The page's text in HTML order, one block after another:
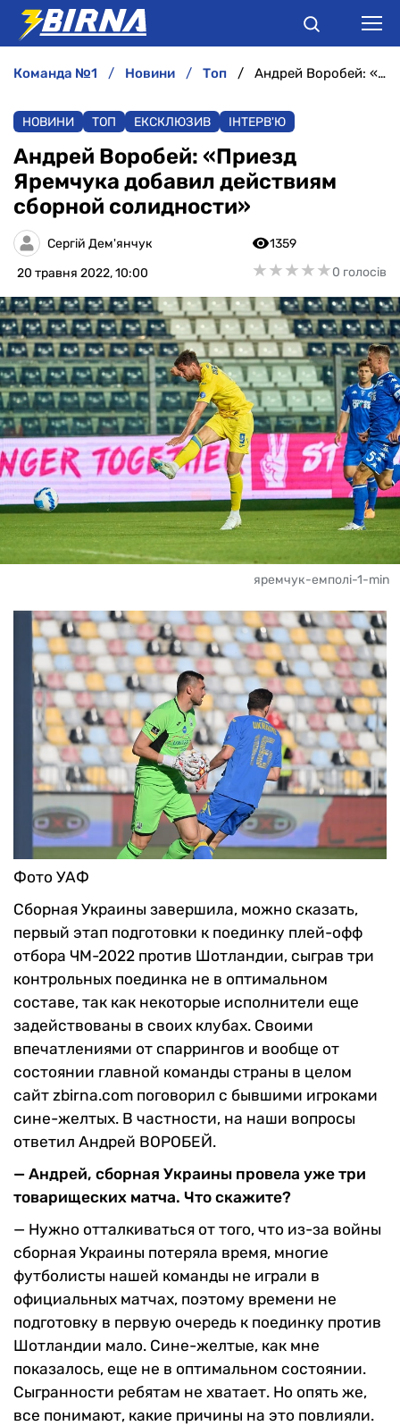
АНАЛІТИКА
ІНТЕРВ'Ю
РІЗНЕ
БУКМЕКЕРИ
команда №1 новини топ Андрей Воробей: «Приезд Яремчука добавил действиям сборной солидности»
НОВИНИ ТОП ЕКСКЛЮЗИВ ІНТЕРВ'Ю
Андрей Воробей: «Приезд
Яремчука добавил действиям
сборной солидности»
Сергій Дем'янчук
20 травня 2022, 10:00
1359
★★★★★
★★★★★0 голосів
яремчук-емполі-1-min
Фото УАФ
Сборная Украины завершила, можно сказать,
первый этап подготовки к поединку плей-офф
отбора ЧМ-2022 против Шотландии, сыграв три
контрольных поединка не в оптимальном
составе, так как некоторые исполнители еще
задействованы в своих клубах. Своими
впечатлениями от спаррингов и вообще от
состоянии главной команды страны в целом
сайт zbirna.com поговорил с бывшими игроками
сине-желтых. В частности, на наши вопросы
ответил Андрей ВОРОБЕЙ.
— Андрей, сборная Украины провела уже три
товарищеских матча. Что скажите?
— Нужно отталкиваться от того, что из-за войны
сборная Украины потеряла время, многие
футболисты нашей команды не играли в
официальных матчах, поэтому времени не
подготовку в первую очередь к поединку против
Шотландии мало. Сине-желтые, как мне
показалось, еще не в оптимальном состоянии.
Сыгранности ребятам не хватает. Но опять же,
все понимают, какие причины на это повлияли.